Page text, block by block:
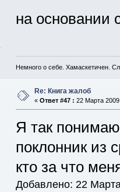
на
Немного о себе. Хамаскетичен.
Re: Книга жалоб
« Ответ #47 : 22 Марта
Я так
поклонник из
кто за что
Добавлено: 22